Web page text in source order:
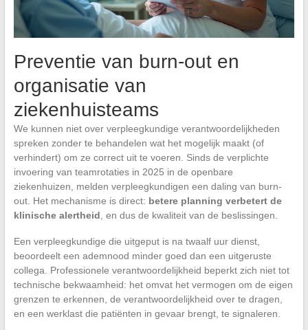
Preventie van burn-out en
organisatie van
ziekenhuisteams
We kunnen niet over verpleegkundige verantwoordelijkheden
spreken zonder te behandelen wat het mogelijk maakt (of
verhindert) om ze correct uit te voeren. Sinds de verplichte
invoering van teamrotaties in 2025 in de openbare
ziekenhuizen, melden verpleegkundigen een daling van burn-
out. Het mechanisme is direct: betere planning verbetert de
klinische alertheid, en dus de kwaliteit van de beslissingen.
Een verpleegkundige die uitgeput is na twaalf uur dienst,
beoordeelt een ademnood minder goed dan een uitgeruste
collega. Professionele verantwoordelijkheid beperkt zich niet tot
technische bekwaamheid: het omvat het vermogen om de eigen
grenzen te erkennen, de verantwoordelijkheid over te dragen,
en een werklast die patiënten in gevaar brengt, te signaleren.